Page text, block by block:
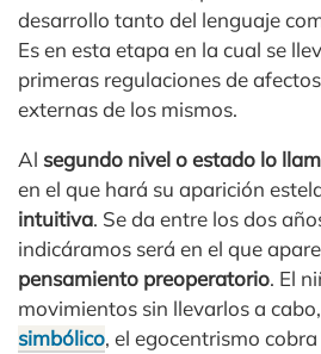
desarrollo tanto del lenguaje
Es en esta etapa en la cual se
primeras regulaciones de
externas de los mismos.
Al segundo nivel o estado lo
en el que hará su aparición
intuitiva. Se da entre los dos
indicáramos será en el que
pensamiento preoperatorio. El
movimientos sin llevarlos a
simbólico, el egocentrismo